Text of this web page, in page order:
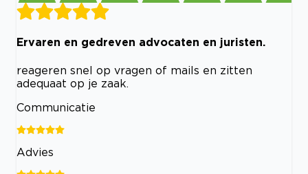
Ervaren en gedreven advocaten en juristen.
reageren snel op vragen of mails en zitten
adequaat op je zaak.
Communicatie
Advies